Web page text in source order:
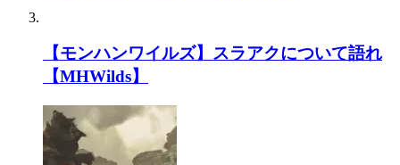
【モンハンワイルズ】スラアクについて語れ
【MHWilds】